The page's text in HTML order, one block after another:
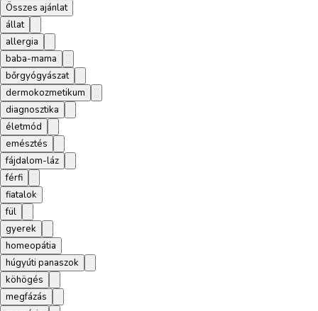
Összes ajánlat
állat
allergia
baba-mama
bőrgyógyászat
dermokozmetikum
diagnosztika
életmód
emésztés
fájdalom-láz
férfi
fiatalok
fül
gyerek
homeopátia
húgyúti panaszok
köhögés
megfázás